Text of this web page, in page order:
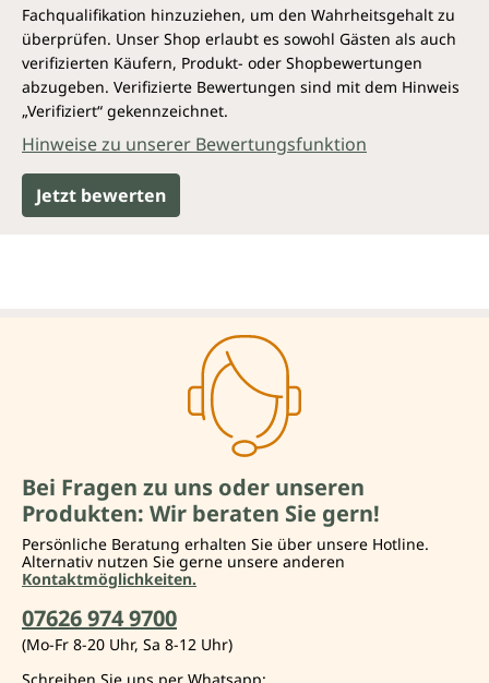
Fachqualifikation hinzuziehen, um den Wahrheitsgehalt zu
überprüfen. Unser Shop erlaubt es sowohl Gästen als auch
verifizierten Käufern, Produkt- oder Shopbewertungen
abzugeben. Verifizierte Bewertungen sind mit dem Hinweis
„Verifiziert“ gekennzeichnet.
Hinweise zu unserer Bewertungsfunktion
Jetzt bewerten
Bei Fragen zu uns oder unseren
Produkten: Wir beraten Sie gern!
Persönliche Beratung erhalten Sie über unsere Hotline.
Alternativ nutzen Sie gerne unsere anderen
Kontaktmöglichkeiten.
07626 974 9700
(Mo-Fr 8-20 Uhr, Sa 8-12 Uhr)